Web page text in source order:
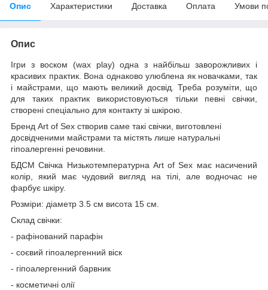
Опис Характеристики Доставка Оплата Умови
Опис
Ігри з воском (wax play) одна з найбільш заворожливих і
красивих практик. Вона однаково улюблена як новачками, так
і майстрами, що мають великий досвід. Треба розуміти, що
для таких практик використовуються тільки певні свічки,
створені спеціально для контакту зі шкірою.
Бренд Art of Sex створив саме такі свічки, виготовлені
досвідченими майстрами та містять лише натуральні
гіпоалергенні речовини.
БДСМ Свічка Низькотемпературна Art of Sex має насичений
колір, який має чудовий вигляд на тілі, але водночас не
фарбує шкіру.
Розміри: діаметр 3.5 см висота 15 см.
Склад свічки:
- рафінований парафін
- соєвий гіпоалергенний віск
- гіпоалергенний барвник
- косметичні олії